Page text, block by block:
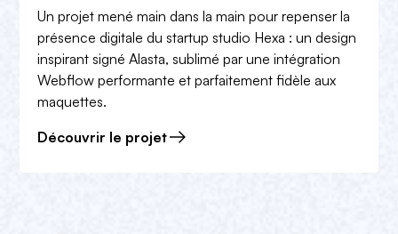
Un projet mené main dans la main pour repenser la
présence digitale du startup studio Hexa : un design
inspirant signé Alasta, sublimé par une intégration
Webflow performante et parfaitement fidèle aux
maquettes.
Découvrir le projet